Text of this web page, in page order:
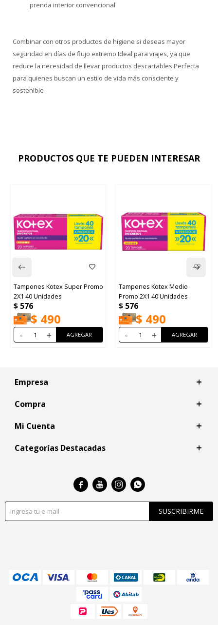
prenda interior convencional
Combinar con otros productos de higiene si deseas mayor
seguridad en días de flujo extremo Ideal para viajes, ya que
reduce la necesidad de llevar productos descartables Perfecta
para quienes buscan un estilo de vida más consciente y
sostenible
PRODUCTOS QUE TE PUEDEN INTERESAR
Tampones Kotex Medio
Promo 2X1 40 Unidades
$576
$490
Copa Menstrual Pink Lady
Talle S Rosa
$1.957
$1.663
Empresa
Compra
Mi Cuenta
Categorías Destacadas
SUSCRIBIRME
   